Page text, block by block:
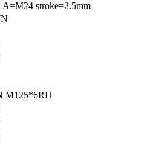
stroke=2.5mm
M125*6RH